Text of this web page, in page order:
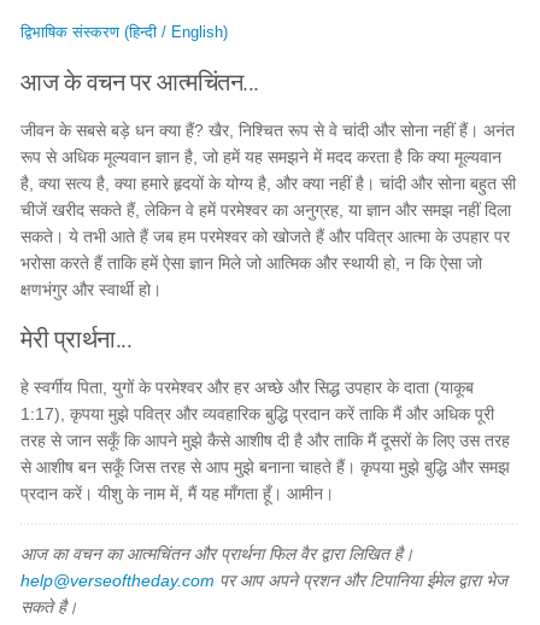
द्विभाषिक संस्करण (हिन्दी / English)
आज के वचन पर आत्मचिंतन...
जीवन के सबसे बड़े धन क्या हैं? खैर, निश्चित रूप से वे चांदी और सोना नहीं हैं। अनंत
रूप से अधिक मूल्यवान ज्ञान है, जो हमें यह समझने में मदद करता है कि क्या मूल्यवान
है, क्या सत्य है, क्या हमारे हृदयों के योग्य है, और क्या नहीं है। चांदी और सोना बहुत सी
चीजें खरीद सकते हैं, लेकिन वे हमें परमेश्वर का अनुग्रह, या ज्ञान और समझ नहीं दिला
सकते। ये तभी आते हैं जब हम परमेश्वर को खोजते हैं और पवित्र आत्मा के उपहार पर
भरोसा करते हैं ताकि हमें ऐसा ज्ञान मिले जो आत्मिक और स्थायी हो, न कि ऐसा जो
क्षणभंगुर और स्वार्थी हो।
मेरी प्रार्थना...
हे स्वर्गीय पिता, युगों के परमेश्वर और हर अच्छे और सिद्ध उपहार के दाता (याकूब
1:17), कृपया मुझे पवित्र और व्यवहारिक बुद्धि प्रदान करें ताकि मैं और अधिक पूरी
तरह से जान सकूँ कि आपने मुझे कैसे आशीष दी है और ताकि मैं दूसरों के लिए उस तरह
से आशीष बन सकूँ जिस तरह से आप मुझे बनाना चाहते हैं। कृपया मुझे बुद्धि और समझ
प्रदान करें। यीशु के नाम में, मैं यह माँगता हूँ। आमीन।
आज का वचन का आत्मचिंतन और प्रार्थना फिल वैर द्वारा लिखित है।
help@verseoftheday.com पर आप अपने प्रशन और टिपानिया ईमेल द्वारा भेज
सकते है।